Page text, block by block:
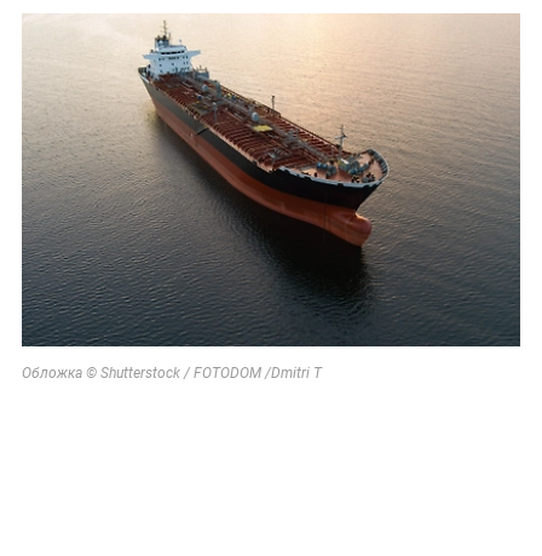
Обложка © Shutterstock / FOTODOM /Dmitri T